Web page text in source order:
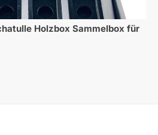
Holzbox Sammelbox für